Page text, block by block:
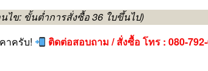
นไข: ขั้นต่ำการสั่งซื้อ 36 ใบขึ้นไป)
าครับ!
ติดต่อสอบถาม / สั่งซื้อ โทร : 080-